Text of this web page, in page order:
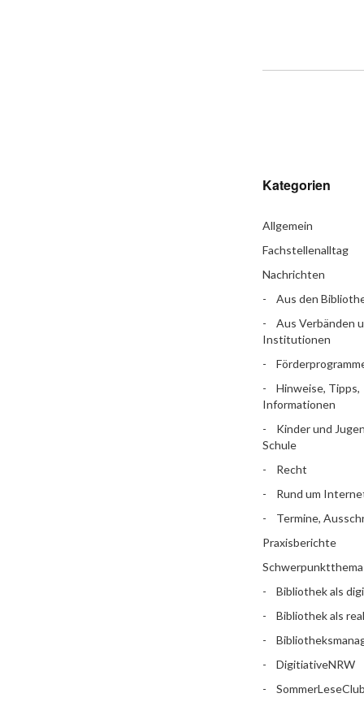
Kategorien
Allgemein
Fachstellenalltag
Nachrichten
Aus den
Aus Verbänden
Institutionen
Hinweise, Tipps,
Informationen
Kinder und
Schule
Recht
Rund um
Termine,
Praxisberichte
Schwerpunktthema
Bibliothek als
Bibliothek als
DigitiativeNRW